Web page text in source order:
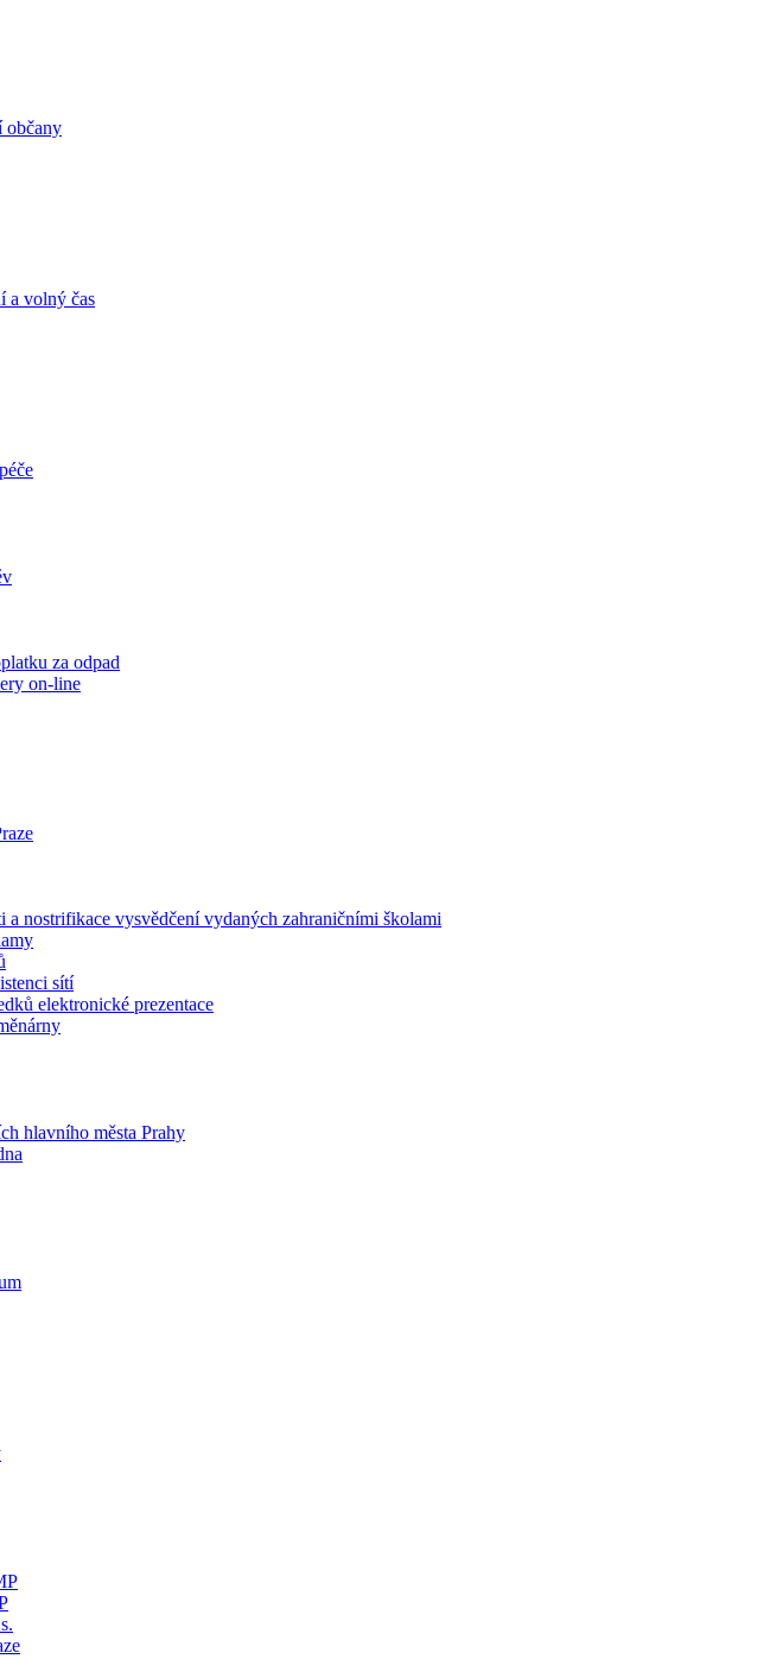
občany
a volný čas
za odpad
on-line
a nostrifikace vysvědčení vydaných zahraničními školami
sítí
elektronické prezentace
hlavního města Prahy